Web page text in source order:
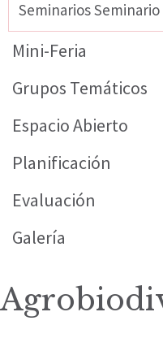
Seminarios Seminario
Mini-Feria
Grupos Temáticos
Espacio Abierto
Planificación
Evaluación
Galería